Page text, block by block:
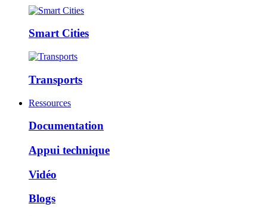
Smart Cities
Transports
Ressources
Documentation
Appui technique
Vidéo
Blogs